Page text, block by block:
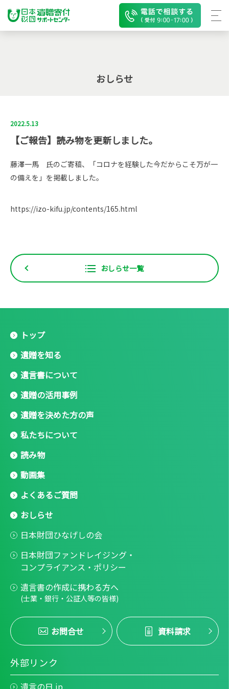
おしらせ
2022.5.13
【ご報告】読み物を更新しました。
藤澤一馬 氏のご寄稿、
「コロナを経験した今だからこそ万が一
の備えを」 を掲載しました。
https://izo-kifu.jp/contents/165.html
おしらせ一覧
トップ
遺贈を知る
遺言書について
遺贈の活用事例
遺贈を決めた方の声
私たちについて
読み物
動画集
よくあるご質問
おしらせ
日本財団ひなげしの会
日本財団ファンドレイジング・
コンプライアンス・ポリシー
遺言書の作成に携わる方へ
(士業・銀行・公証人等の皆様)
お問合せ 資料請求
外部リンク
遺言の日.jp